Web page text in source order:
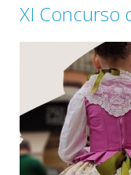
XI Concurso